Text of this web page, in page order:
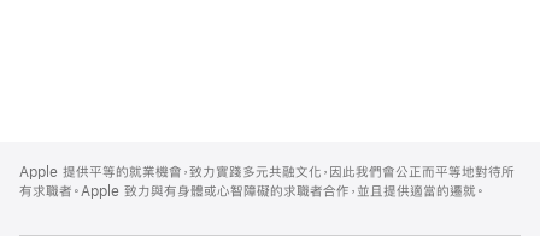
Footer
Apple 提供平等的就業機會，致力實踐多元共融文化，因此我們會公正而平等地對待所
有求職者。Apple 致力與有身體或心智障礙的求職者合作，並且提供適當的遷就。